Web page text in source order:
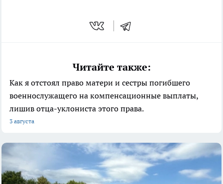
Читайте также:
Как я отстоял право матери и сестры погибшего
военнослужащего на компенсационные выплаты,
лишив отца-уклониста этого права.
3 августа